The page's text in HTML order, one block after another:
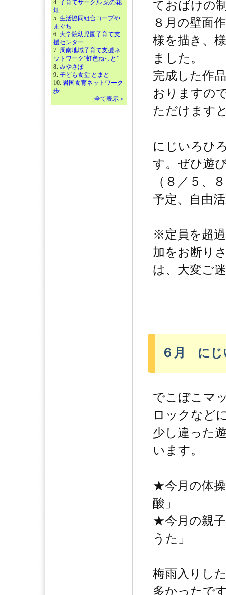
4. 子育てサークル 菜の花
畑
5. 生活協同組合コープや
まぐち
6. 大学院幼児園子育て支
援センター
7. 周南地域子育て支援ネ
ットワーク”虹色ねっと”
8. みやさぽ
9. 子ども食堂 とまと
10. 岩国食育ネットワーク
歩
全て表示＞
ておばけの
８月の壁面
様を描き、
ました。
完成した作
おりますの
ただけます
にじいろひ
す。ぜひ遊
（８／５、
予定、自由
※定員を超
加をお断り
は、大変ご
６月 にじ
でこぼこマ
ロックなど
少し違った
います。
★今月の体
酸」
★今月の親
うた」
梅雨入りし
多かったで